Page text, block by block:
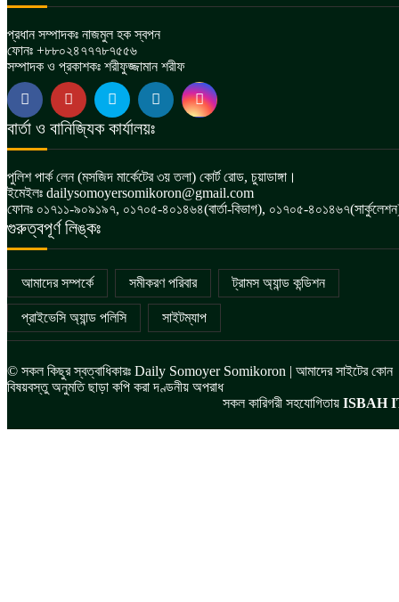
প্রধান সম্পাদকঃ নাজমুল হক স্বপন
ফোনঃ +৮৮০২৪৭৭৭৮৭৫৫৬
সম্পাদক ও প্রকাশকঃ শরীফুজ্জামান শরীফ
বার্তা ও বানিজ্যিক কার্যালয়ঃ
পুলিশ পার্ক লেন (মসজিদ মার্কেটের ৩য় তলা) কোর্ট রোড, চুয়াডাঙ্গা।
ইমেইলঃ dailysomoyersomikoron@gmail.com
ফোনঃ ০১৭১১-৯০৯১৯৭, ০১৭০৫-৪০১৪৬৪(বার্তা-বিভাগ), ০১৭০৫-
গুরুত্বপূর্ণ লিঙ্কঃ
আমাদের সম্পর্কে সমীকরণ পরিবার ট্রামস অ্যান্ড কন্ডিশন
প্রাইভেসি অ্যান্ড পলিসি সাইটম্যাপ
© সকল কিছুর স্বত্বাধিকারঃ Daily Somoyer Somikoron | আমাদের সাইটের কোন
বিষয়বস্তু অনুমতি ছাড়া কপি করা দণ্ডনীয় অপরাধ
সকল কারিগরী সহযোগিতায় ISBAH